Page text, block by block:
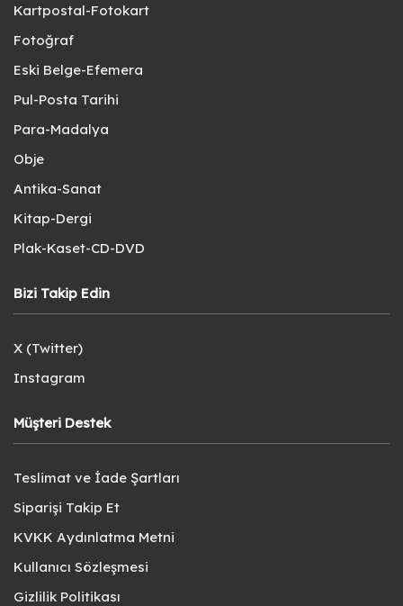
Kartpostal-Fotokart
Fotoğraf
Eski Belge-Efemera
Pul-Posta Tarihi
Para-Madalya
Obje
Antika-Sanat
Kitap-Dergi
Plak-Kaset-CD-DVD
Bizi Takip Edin
X (Twitter)
Instagram
Müşteri Destek
Teslimat ve İade Şartları
Siparişi Takip Et
KVKK Aydınlatma Metni
Kullanıcı Sözleşmesi
Gizlilik Politikası